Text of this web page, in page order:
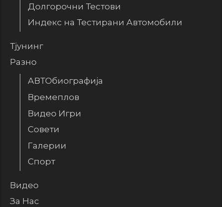
Долгорочни Тестови
Индекс на Тестирани Автомобили
Тјунинг
Разно
АВТОбиографија
Времеплов
Видео Игри
Совети
Галерии
Спорт
Видео
За Нас